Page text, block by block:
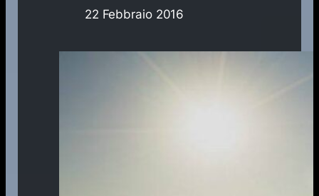
22 Febbraio 2016